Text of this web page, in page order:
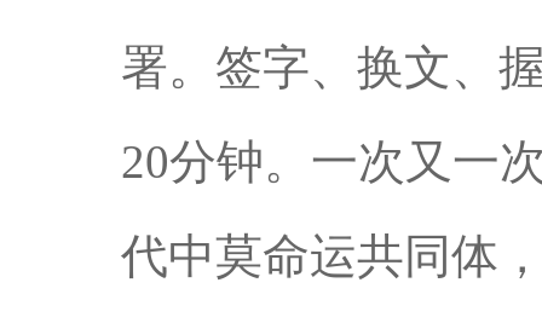
署。签字、换文、
20分钟。一次又一
代中莫命运共同体